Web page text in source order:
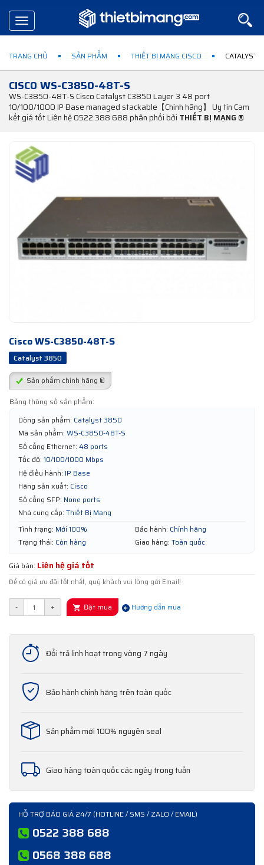
Toggle
navigation
TRANG CHỦ SẢN PHẨM THIẾT BỊ MẠNG CISCO CATALYST
CISCO WS-C3850-48T-S
WS-C3850-48T-S Cisco Catalyst C3850 Layer 3 48 port
10/100/1000 IP Base managed stackable【Chính hãng】 Uy tín Cam
kết giá tốt Liên hệ 0522 388 688 phân phối bởi THIẾT BỊ MẠNG ®
Cisco WS-C3850-48T-S
Catalyst 3850
Sản phẩm chính hãng ®
Bảng thông số sản phẩm:
Dòng sản phẩm: Catalyst 3850
Mã sản phẩm: WS-C3850-48T-S
Số cổng Ethernet: 48 ports
Tốc độ: 10/100/1000 Mbps
Hệ điều hành: IP Base
Hãng sản xuất: Cisco
Số cổng SFP: None ports
Nhà cung cấp: Thiết Bị Mạng
Tình trạng: Mới 100% Bảo hành: Chính hãng
Trạng thái: Còn hàng Giao hàng: Toàn quốc
Giá bán: Liên hệ giá tốt
Để có giá ưu đãi tốt nhất, quý khách vui lòng gửi Email!
- + Đặt mua Hướng dẫn mua
Đổi trả linh hoạt trong vòng 7 ngày
Bảo hành chính hãng trên toàn quốc
Sản phẩm mới 100% nguyên seal
Giao hàng toàn quốc các ngày trong tuần
HỖ TRỢ BÁO GIÁ 24/7 (HOTLINE / SMS / ZALO / EMAIL)
0522 388 688
0568 388 688